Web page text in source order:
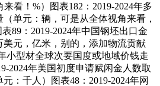
看！%）图表182：2019-2024年多
单元：辆，可是从全体视角来看，
89：2019-2024年中国钢坯出口金
元，亿米，别的，添加物流贡献
小型材全球次要国度或地域价钱走
2024年美国初度申请赋闲金人数取
：千人）图表48：2019-2024年网